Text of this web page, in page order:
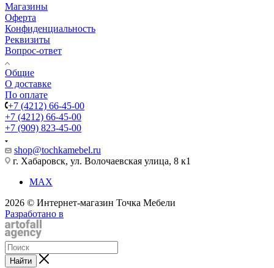
Магазины
Оферта
Конфиденциальность
Реквизиты
Вопрос-ответ
Общие
О доставке
По оплате
+7 (4212) 66-45-00
+7 (4212) 66-45-00
+7 (909) 823-45-00
shop@tochkamebel.ru
г. Хабаровск, ул. Волочаевская улица, 8 к1
MAX
2026 © Интернет-магазин Точка Мебели
Разработано в
Найти